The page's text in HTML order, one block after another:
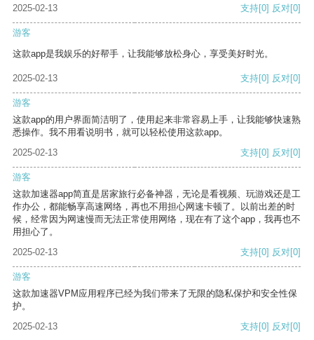
2025-02-13
支持[0] 反对[0]
游客
这款app是我娱乐的好帮手，让我能够放松身心，享受美好时光。
2025-02-13 支持[0] 反对[0]
游客
这款app的用户界面简洁明了，使用起来非常容易上手，让我能够快速熟
悉操作。我不用看说明书，就可以轻松使用这款app。
2025-02-13
支持[0] 反对[0]
游客
这款加速器app简直是居家旅行必备神器，无论是看视频、玩游戏还是工
作办公，都能畅享高速网络，再也不用担心网速卡顿了。以前出差的时
候，经常因为网速慢而无法正常使用网络，现在有了这个app，我再也不
用担心了。
2025-02-13
支持[0] 反对[0]
游客
这款加速器VPM应用程序已经为我们带来了无限的隐私保护和安全性保
护。
2025-02-13
支持[0] 反对[0]